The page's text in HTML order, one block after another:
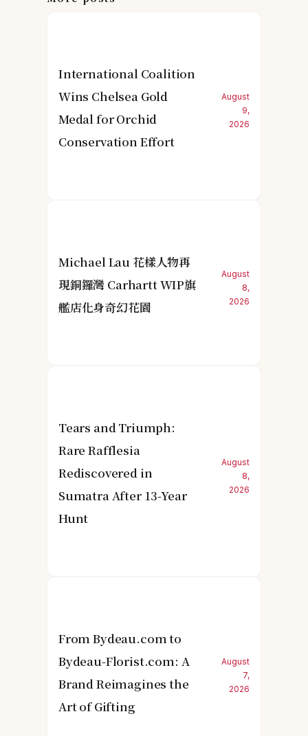
International Coalition
Wins Chelsea Gold
Medal for Orchid
Conservation Effort
August
9,
2026
Michael Lau 花樣人物再
現銅鑼灣 Carhartt WIP旗
艦店化身奇幻花園
August
8,
2026
Tears and Triumph:
Rare Rafflesia
Rediscovered in
Sumatra After 13-Year
Hunt
August
8,
2026
From Bydeau.com to
Bydeau-Florist.com: A
Brand Reimagines the
Art of Gifting
August
7,
2026